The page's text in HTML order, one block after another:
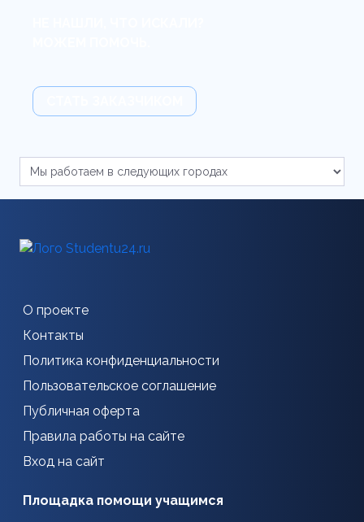
О проекте
Контакты
Политика конфиденциальности
Пользовательское соглашение
Публичная оферта
Правила работы на сайте
Вход на сайт
Площадка помощи учащимся